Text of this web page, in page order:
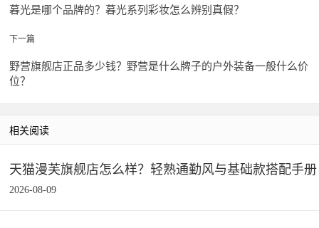
暮光是哪个品牌的？暮光系列彩妆怎么辨别真假？
下一篇
野营旗舰店正品多少钱？野营是什么牌子的户外装备一般什么价
位？
相关阅读
天猫漫芙旗舰店怎么样？轻熟通勤风与基础款搭配手册
2026-08-09